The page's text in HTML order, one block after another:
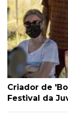
Criador de
Festival da